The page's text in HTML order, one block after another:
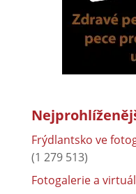
Frýdlantsko ve
(1 279 513)
Fotogalerie a